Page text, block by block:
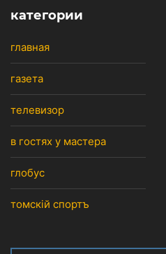
категории
главная
газета
телевизор
в гостях у мастера
глобус
томскiй спортъ